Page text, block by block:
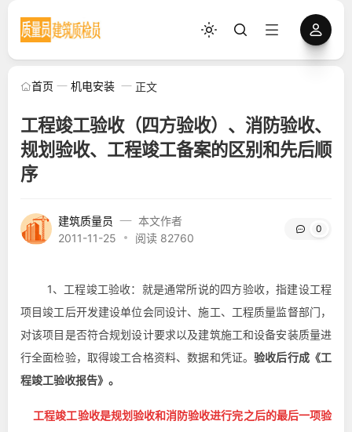
首页 机电安装 正文
工程竣工验收（四方验收）、消防验收、
规划验收、工程竣工备案的区别和先后顺
序
建筑质量员
本文作者
2011-11-25
阅读 82760
0
1、 工程竣工验收：就是通常所说的四方验收，指建设工程
项目竣工后开发建设单位会同设计、施工、工程质量监督部门，
对该项目是否符合规划设计要求以及建筑施工和设备安装质量进
行全面检验，取得竣工合格资料、数据和凭证。验收后行成《工
程竣工验收报告》。
工程竣工验收是规划验收和消防验收进行完之后的最后一项验